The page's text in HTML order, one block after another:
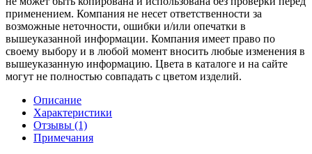
применением. Компания не несет ответственности за
возможные неточности, ошибки и/или опечатки в
вышеуказанной информации. Компания имеет право по
своему выбору и в любой момент вносить любые изменения в
вышеуказанную информацию. Цвета в каталоге и на сайте
могут не полностью совпадать с цветом изделий.
Описание
Характеристики
Отзывы (1)
Примечания